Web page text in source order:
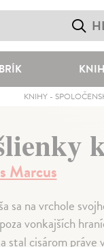
KNIHY-
Marcus
sa na vrchole
vonkajších
stal cisárom